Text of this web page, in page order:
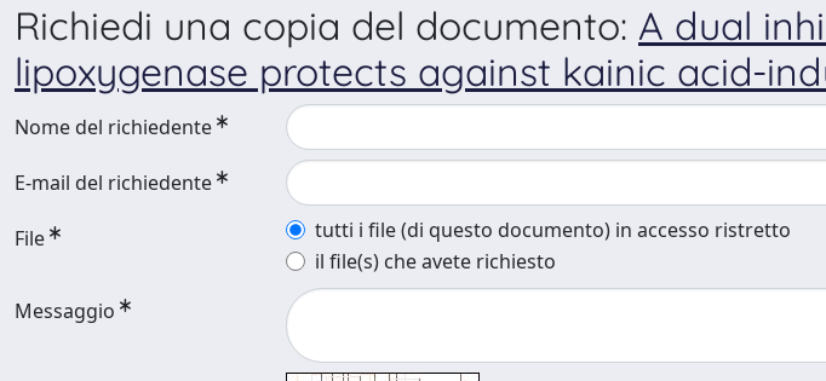
Richiedi una copia del documento: A dual
lipoxygenase protects against kainic acid-
Nome del richiedente
E-mail del richiedente
File
tutti i file (di questo documento) in accesso ristretto
il file(s) che avete richiesto
Messaggio